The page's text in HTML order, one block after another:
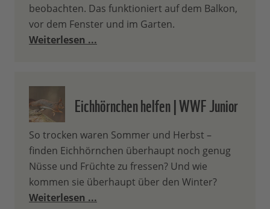
beobachten. Das funktioniert auf dem Balkon,
vor dem Fenster und im Garten.
Weiterlesen ...
Eichhörnchen helfen | WWF Junior
So trocken waren Sommer und Herbst –
finden Eichhörnchen überhaupt noch genug
Nüsse und Früchte zu fressen? Und wie
kommen sie überhaupt über den Winter?
Weiterlesen ...